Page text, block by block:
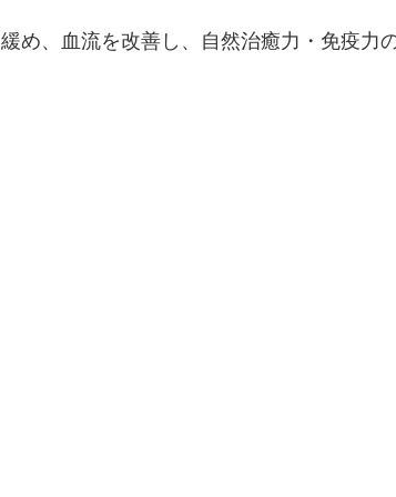
め、血流を改善し、自然治癒力・免疫力